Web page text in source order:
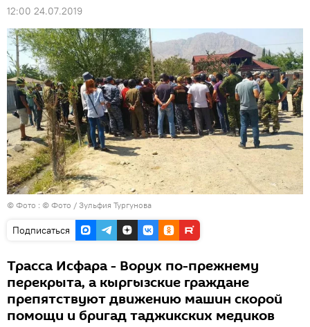
12:00 24.07.2019
© Фото : © Фото / Зульфия Тургунова
Подписаться
Трасса Исфара - Ворух по-прежнему
перекрыта, а кыргызские граждане
препятствуют движению машин скорой
помощи и бригад таджикских медиков